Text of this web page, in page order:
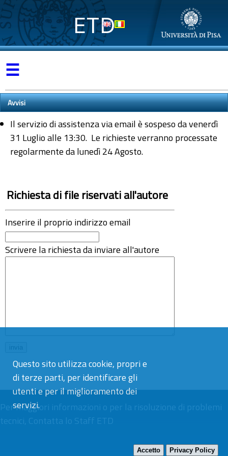
Questo sito utilizza cookie, propri e
di terze parti, per identificare gli
utenti e per il miglioramento dei
servizi.
Accetto Privacy Policy
ETD
☰
Avvisi
Il servizio di assistenza via email è sospeso da venerdì
31 Luglio alle 13:30. Le richieste verranno processate
regolarmente da lunedì 24 Agosto.
Richiesta di file riservati all'autore
Inserire il proprio indirizzo email
Scrivere la richiesta da inviare all'autore
Per maggiori informazioni o per la risoluzione di problemi
tecnici, Contatta lo Staff ETD